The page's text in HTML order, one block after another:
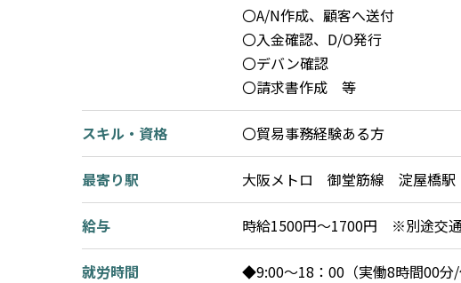
〇A/N作成、顧客へ送付
〇入金確認、D/O発行
〇デバン確認
〇請求書作成 等
スキル・資格 〇貿易事務経験ある方
最寄り駅 大阪メトロ 御堂筋線 淀屋
給与 時給1500円～1700円 ※別途交通
就労時間
◆9:00～18：00（実働8時間00